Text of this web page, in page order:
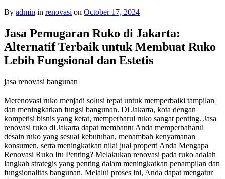
By admin in renovasi on October 17, 2024
Jasa Pemugaran Ruko di Jakarta:
Alternatif Terbaik untuk Membuat Ruko
Lebih Fungsional dan Estetis
jasa renovasi bangunan
Merenovasi ruko menjadi solusi tepat untuk memperbaiki tampilan
dan meningkatkan fungsi bangunan. Di Jakarta, kota dengan
kompetisi bisnis yang ketat, memperbarui ruko sangat penting. Jasa
renovasi ruko di Jakarta dapat membantu Anda memperbaharui
desain ruko yang sesuai kebutuhan, menambah kenyamanan
konsumen, serta meningkatkan nilai jual properti Anda Mengapa
Renovasi Ruko Itu Penting? Melakukan renovasi pada ruko adalah
langkah strategis yang penting dalam meningkatkan penampilan dan
fungsionalitas bangunan. Melalui proses ini, Anda dapat mengatur